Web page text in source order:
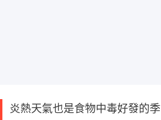
炎熱天氣也是食物中毒好發的